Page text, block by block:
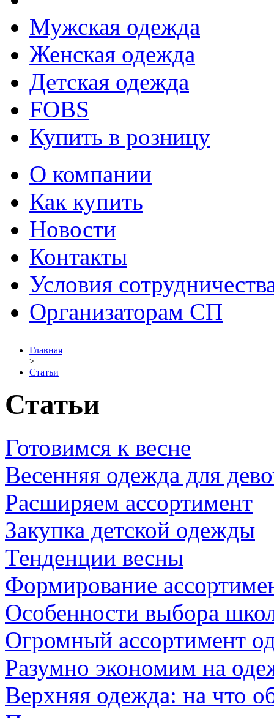
Мужская одежда
Женская одежда
Детская одежда
FOBS
Купить в розницу
О компании
Как купить
Новости
Контакты
Условия
Организаторам СП
Главная
>
Статьи
Статьи
Готовимся к весне
Весенняя одежда для
Расширяем ассортимент
Закупка детской одежды
Тенденции весны
Формирование
Особенности выбора
Огромный ассортимент
Разумно экономим на
Верхняя одежда: на что